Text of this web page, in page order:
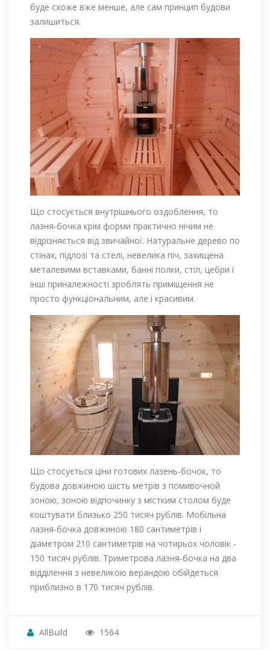
буде схоже вже менше, але сам принцип будови
залишиться.
Що стосується внутрішнього оздоблення, то
лазня-бочка крім форми практично нічим не
відрізняється від звичайної. Натуральне дерево по
стінах, підлозі та стелі, невелика піч, захищена
металевими вставками, банні полки, стіл, цебри і
інші приналежності зроблять приміщення не
просто функціональним, але і красивим.
Що стосується ціни готових лазень-бочок, то
будова довжиною шість метрів з помивочной
зоною, зоною відпочинку з містким столом буде
коштувати близько 250 тисяч рублів. Мобільна
лазня-бочка довжиною 180 сантиметрів і
діаметром 210 сантиметрів на чотирьох чоловік -
150 тисяч рублів. Триметрова лазня-бочка на два
відділення з невеликою верандою обійдеться
приблизно в 170 тисяч рублів.
AllBuild 1564